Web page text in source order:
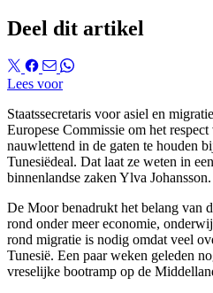
Deel dit artikel
Lees voor
Staatssecretaris voor asiel en
Europese Commissie om het
nauwlettend in de gaten te houden
Tunesiëdeal. Dat laat ze weten in
binnenlandse zaken Ylva Johansson.
De Moor benadrukt het belang van
rond onder meer economie,
rond migratie is nodig omdat veel
Tunesië. Een paar weken geleden
vreselijke bootramp op de